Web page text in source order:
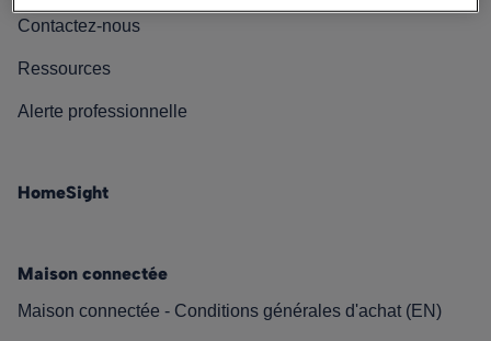
Contactez-nous
Ressources
Alerte professionnelle
HomeSight
Maison connectée
Maison connectée - Conditions générales d'achat (EN)